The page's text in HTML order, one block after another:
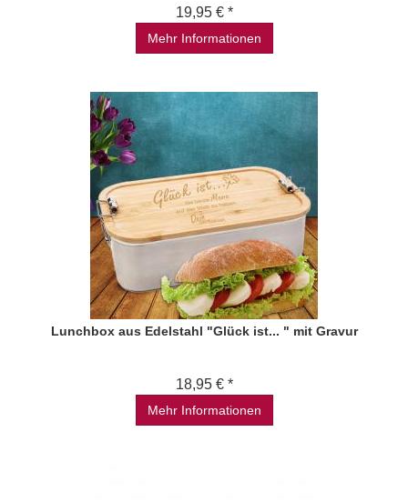
19,95 € *
Mehr Informationen
Lunchbox aus Edelstahl "Glück ist... " mit Gravur
18,95 € *
Mehr Informationen